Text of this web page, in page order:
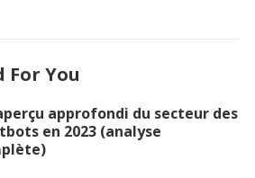
For You
approfondi du secteur des
en 2023 (analyse